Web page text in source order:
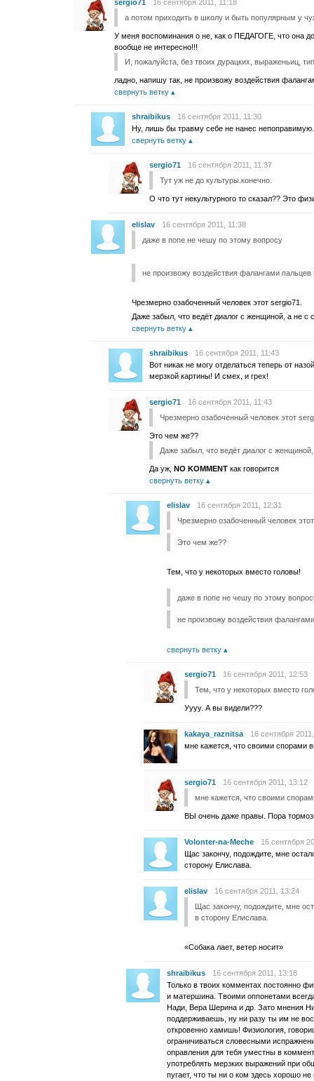
sergio71
16 сентября 2011, 11:18
а потом приходить в школу и быть популярным у
У меня воспоминания о не, как о ПЕДАГОГЕ, что она
вообще не интересно!!!
И, пожалуйста, без твоих дурацких, выраженьиц,
ладно, напишу так, не произвожу воздействия
свернуть ветку
shraibikus
16 сентября 2011, 11:30
Ну, лишь бы травму себе не нанес
свернуть ветку
sergio71
16 сентября 2011, 11:37
Тут уж не до культуры.конечно.
О что тут некультурного то сказал?? Это
elislav
16 сентября 2011, 11:38
даже в попе не чешу по этому вопросу
не произвожу воздействия фалангами пальцев
Чрезмерно озабоченный человек этот sergio71.
Даже забыл, что ведёт диалог с женщиной, а не
свернуть ветку
shraibikus
16 сентября 2011, 11:43
Вот никак не могу отделаться теперь от
мерзкой картины! И смех, и грех!
sergio71
16 сентября 2011, 11:43
Чрезмерно озабоченный человек этот
Это чем же??
Даже забыл, что ведёт диалог с
Да уж, NO KOMMENT как говорится
свернуть ветку
elislav
16 сентября 2011, 12:31
Чрезмерно озабоченный человек
Это чем же??
Тем, что у некоторых вместо головы!
даже в попе не чешу по этому
не произвожу воздействия
свернуть ветку
sergio71
16 сентября 2011, 12:53
Тем, что у некоторых вместо
Уууу. А вы видели???
kakaya_raznitsa
16 сентября
мне кажется, что своими спорами
sergio71
16 сентября 2011, 13:12
мне кажется, что своими
ВЫ очень даже правы. Пора
Volonter-na-Meche
16 сентября
Щас закончу, подождите, мне
сторону Елислава.
elislav
16 сентября 2011, 13:24
Щас закончу, подождите, мне
в сторону Елислава.
«Собака лает, ветер носит»
shraibikus
16 сентября 2011, 13:18
Только в твоих комментах постоянно
и матершина. Твоими оппонетами
Нади, Вера Шерина и др. Зато мнения
поддерживаешь, ну ни разу ты им не
откровенно хамишь! Физиология,
ограничиваться словесными
оправления для тебя уместны в
употреблять мерзких выражений при
пугает, что ты ни о ком здесь хорошо